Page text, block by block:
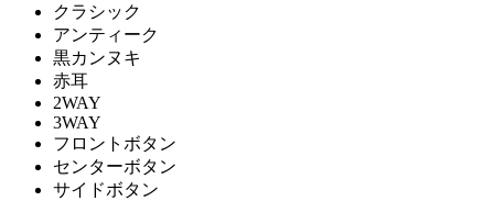
クラシック
アンティーク
黒カンヌキ
赤耳
2WAY
3WAY
フロントボタン
センターボタン
サイドボタン